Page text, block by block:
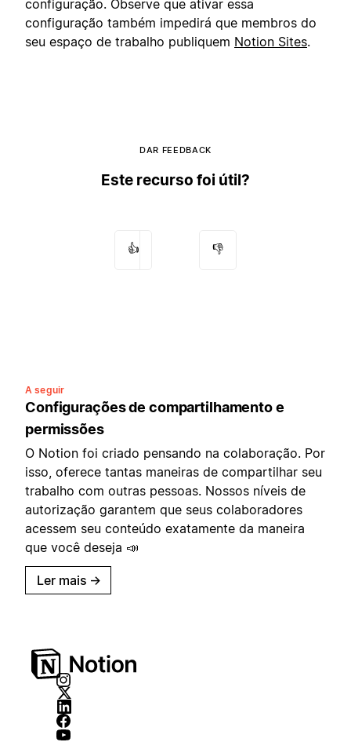
configuração. Observe que ativar essa
configuração também impedirá que membros do
seu espaço de trabalho publiquem Notion Sites.
DAR FEEDBACK
Este recurso foi útil?
👍 👎
A seguir
Configurações de compartilhamento e
permissões
O Notion foi criado pensando na colaboração. Por
isso, oferece tantas maneiras de compartilhar seu
trabalho com outras pessoas. Nossos níveis de
autorização garantem que seus colaboradores
acessem seu conteúdo exatamente da maneira
que você deseja 📣
Ler mais →